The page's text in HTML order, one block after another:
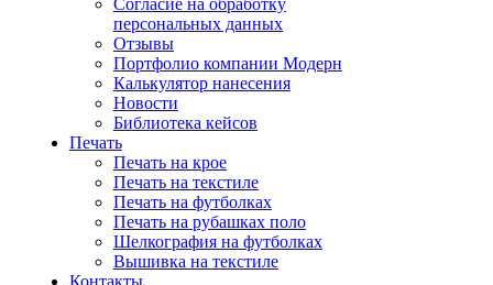
Согласие на обработку
персональных данных
Отзывы
Портфолио компании Модерн
Калькулятор нанесения
Новости
Библиотека кейсов
Печать
Печать на крое
Печать на текстиле
Печать на футболках
Печать на рубашках поло
Шелкография на футболках
Вышивка на текстиле
Контакты